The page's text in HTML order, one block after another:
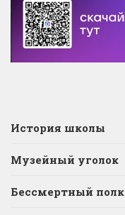
История школы
Музейный уголок
Бессмертный полк